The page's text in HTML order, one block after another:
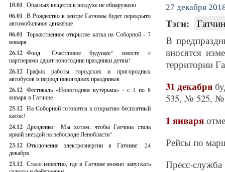
10.01 Опасных веществ в воздухе не обнаружено
06.01 В Рождество в центре Гатчины будет перекрыто
автомобильное движение
06.01 Торжественное открытие катка на Соборной - 7
января
26.12 Фонд "Счастливое будущее" вместе с
партнерами дарят новогодние праздники детям!
26.12 График работы городских и пригородных
автобусов в период новогодних праздников
26.12 Фестиваль «Новогодняя кутерьма» - с 1 по 8
января в Гатчине
25.12 На Соборной готовится к открытию бесплатный
каток!
24.12 Дрозденко: "Мы хотим, чтобы Гатчина стала
яркой звездой на небосводе Ленобласти"
23.12 Отключение электроэнергии в Гатчине: 24
декабря
23.12 Стало известно, где в Гатчине можно запускать
27 декабря
Тэги:
В
вносятся
территории
31 декабря
535, № 525, №
1 января
Рейсы по
Пресс-